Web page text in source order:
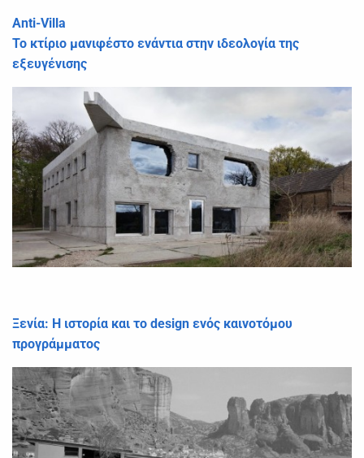
Anti-Villa
Το κτίριο μανιφέστο ενάντια στην ιδεολογία της
εξευγένισης
Ξενία: Η ιστορία και το design ενός καινοτόμου
προγράμματος